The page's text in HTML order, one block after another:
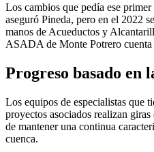
Los cambios que pedía ese
aseguró Pineda, pero en el 2022
manos de Acueductos y
ASADA de Monte Potrero cuenta
Progreso basado en
Los equipos de especialistas que
proyectos asociados realizan
de mantener una continua
cuenca.